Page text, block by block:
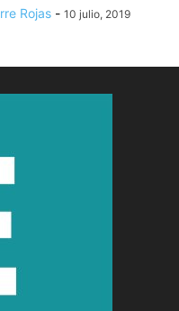
Rojas - 10 julio, 2019